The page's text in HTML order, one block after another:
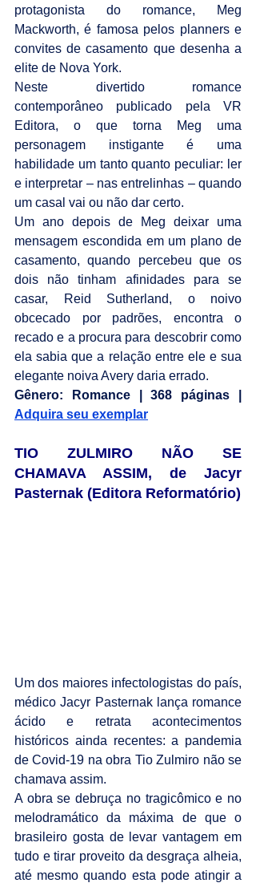
protagonista do romance, Meg
Mackworth, é famosa pelos planners e
convites de casamento que desenha a
elite de Nova York.
Neste divertido romance
contemporâneo publicado pela VR
Editora, o que torna Meg uma
personagem instigante é uma
habilidade um tanto quanto peculiar: ler
e interpretar – nas entrelinhas – quando
um casal vai ou não dar certo.
Um ano depois de Meg deixar uma
mensagem escondida em um plano de
casamento, quando percebeu que os
dois não tinham afinidades para se
casar, Reid Sutherland, o noivo
obcecado por padrões, encontra o
recado e a procura para descobrir como
ela sabia que a relação entre ele e sua
elegante noiva Avery daria errado.
Adquira seu exemplar
TIO ZULMIRO NÃO SE
CHAMAVA ASSIM, de Jacyr
Pasternak (Editora Reformatório)
Um dos maiores infectologistas do país,
médico Jacyr Pasternak lança romance
ácido e retrata acontecimentos
históricos ainda recentes: a pandemia
de Covid-19 na obra Tio Zulmiro não se
chamava assim.
A obra se debruça no tragicômico e no
melodramático da máxima de que o
brasileiro gosta de levar vantagem em
tudo e tirar proveito da desgraça alheia,
até mesmo quando esta pode atingir a